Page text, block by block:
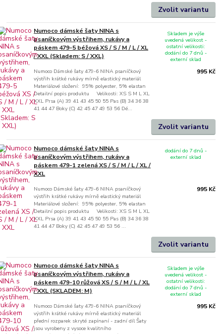
Zvolit variantu
Numoco dámské šaty NINA s
psaníčkovým výstřihem, rukávy a
páskem 479-5 béžová XS / S / M / L / XL
/ XXL (Skladem: S / XXL)
Numoco Dámské šaty 479-6 NINA psaníčkový
výstřih krátké rukávy mírně elastický materiál
Materiálové složení: 95% polyester, 5% elastan
Detailní popis produktu Velikosti: XS S M L XL
XXL Prsa (A) 39 41 43 45 50 55 Pas (B) 34 36 38
41 44 47 Boky (C) 42 45 47 49 53 56 Dé...
995 Kč
Skladem je výše
uvedená velikost -
ostatní velikosti:
dodání do 7 dnů -
externí sklad
Zvolit variantu
Numoco dámské šaty NINA s
psaníčkovým výstřihem, rukávy a
páskem 479-1 zelená XS / S / M / L / XL /
XXL
Numoco Dámské šaty 479-6 NINA psaníčkový
výstřih krátké rukávy mírně elastický materiál
Materiálové složení: 95% polyester, 5% elastan
Detailní popis produktu Velikosti: XS S M L XL
XXL Prsa (A) 39 41 43 45 50 55 Pas (B) 34 36 38
41 44 47 Boky (C) 42 45 47 49 53 56 ...
995 Kč
dodání do 7 dnů -
externí sklad
Zvolit variantu
Numoco dámské šaty NINA s
psaníčkovým výstřihem, rukávy a
páskem 479-10 růžová XS / S / M / L / XL
/ XXL (SKLADEM: M)
Numoco Dámské šaty 479-6 NINA psaníčkový
výstřih krátké rukávy mírně elastický materiál
přední rozparek skryté zapínaní - zadní díl Šaty
jsou vyrobeny z vysoce kvalitního
995 Kč
Skladem je výše
uvedená velikost -
ostatní velikosti:
dodání do 7 dnů -
externí sklad